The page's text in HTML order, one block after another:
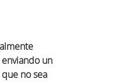
un
no sea